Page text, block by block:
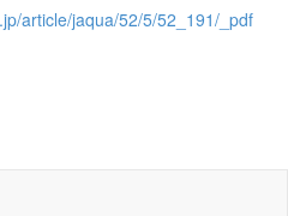
article/jaqua/52/5/52_191/_pdf